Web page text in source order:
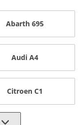
Abarth 695
Audi A4
Citroen C1